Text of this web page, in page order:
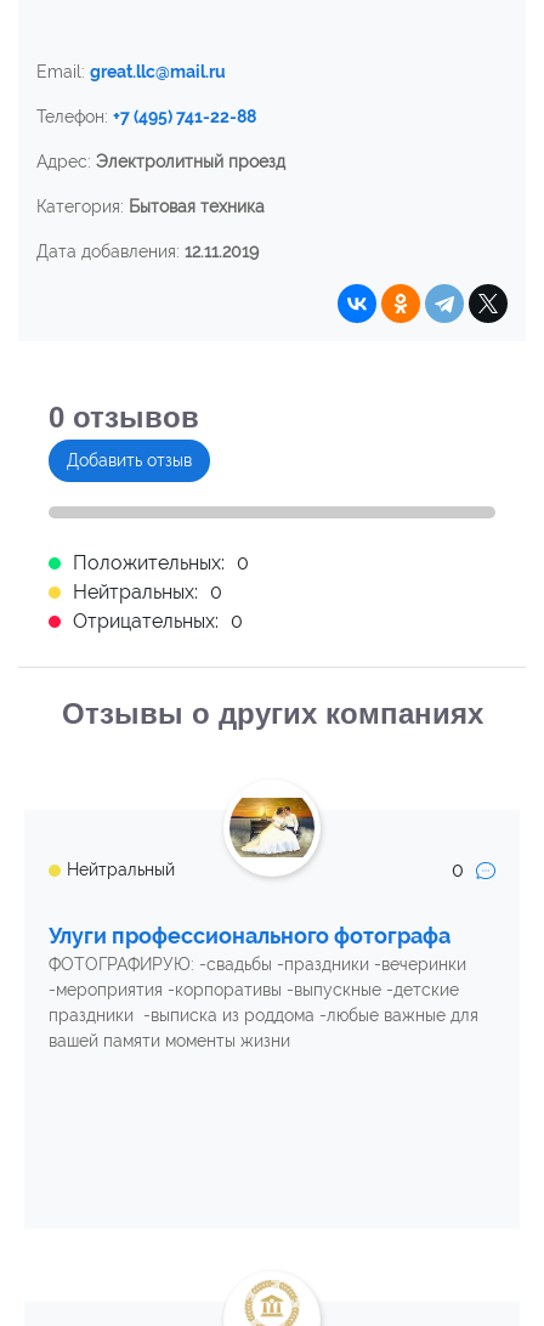
Email: great.llc@mail.ru
Телефон: +7 (495) 741-22-88
Адрес: Электролитный проезд
Категория: Бытовая техника
Дата добавления: 12.11.2019
0 отзывов
Добавить отзыв
Положительных:
0
Нейтральных:
0
Отрицательных:
0
Отзывы о других компаниях
Нейтральный 0
Улуги профессионального фотографа
ФОТОГРАФИРУЮ: -свадьбы -праздники -вечеринки
-мероприятия -корпоративы -выпускные -детские
праздники -выписка из роддома -любые важные для
вашей памяти моменты жизни